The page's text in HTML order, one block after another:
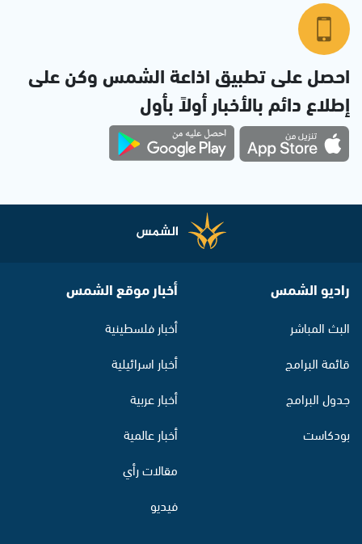
احصل على تطبيق اذاعة الشمس وكن على
إطلاع دائم بالأخبار أولاً بأول
راديو الشمس
البث المباشر
قائمة البرامج
جدول البرامج
بودكاست
أخبار موقع الشمس
أخبار فلسطينية
أخبار اسرائيلية
أخبار عربية
أخبار عالمية
مقالات رأي
فيديو